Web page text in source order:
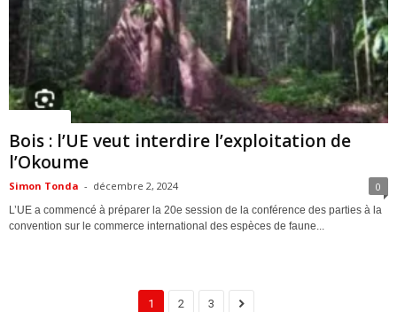
Bois : l’UE veut interdire l’exploitation de
l’Okoume
Simon Tonda - décembre 2, 2024 0
L’UE a commencé à préparer la 20e session de la conférence des parties à la
convention sur le commerce international des espèces de faune...
1 2 3